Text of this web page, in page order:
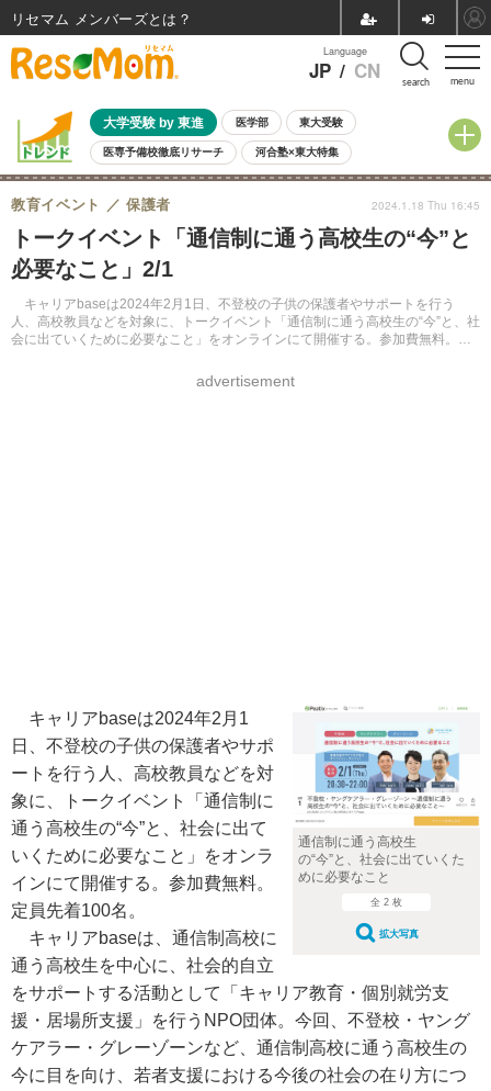
menu
Language
JP / CN search
大学受験 by 東進 医学部 東大受験
医専予備校徹底リサーチ 河合塾×東大特集
親子で考える大学選び 高校受験 中学受験 小学校受験
共通テスト 夏休み
8月開催イベント・WS 全国公立高校 過去問 人気記事
自由研究教材（小学生向け）
トークイベント「通信制に通う高校生の“今”と
必要なこと」2/1
キャリアbaseは2024年2月1日、不登校の子供の保護者やサポートを行う
人、高校教員などを対象に、トークイベント「通信制に通う高校生の“今”と、社
会に出ていくために必要なこと」をオンラインにて開催する。参加費無料。定
教育イベント 保護者
advertisement
2024.1.18 Thu 16:45
通信制に通う高校生
の“今”と、社会に出ていくた
めに必要なこと
全 2 枚
拡大写真
キャリアbaseは2024年2月1
日、不登校の子供の保護者やサポ
ートを行う人、高校教員などを対
象に、トークイベント「通信制に
通う高校生の“今”と、社会に出て
いくために必要なこと」をオンラ
インにて開催する。参加費無料。
定員先着100名。
キャリアbaseは、通信制高校に
通う高校生を中心に、社会的自立
をサポートする活動として「キャリア教育・個別就労支
援・居場所支援」を行うNPO団体。今回、不登校・ヤング
ケアラー・グレーゾーンなど、通信制高校に通う高校生の
今に目を向け、若者支援における今後の社会の在り方につ
リセマム メンバーズ